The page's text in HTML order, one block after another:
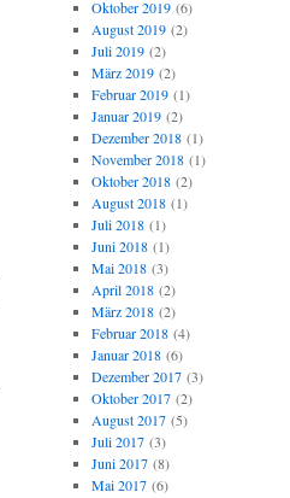
Oktober 2019(6)
August 2019(2)
Juli 2019(2)
März 2019(2)
Februar 2019(1)
Januar 2019(2)
Dezember 2018(1)
November 2018(1)
Oktober 2018(2)
August 2018(1)
Juli 2018(1)
Juni 2018(1)
Mai 2018(3)
April 2018(2)
März 2018(2)
Februar 2018(4)
Januar 2018(6)
Dezember 2017(3)
Oktober 2017(2)
August 2017(5)
Juli 2017(3)
Juni 2017(8)
Mai 2017(6)